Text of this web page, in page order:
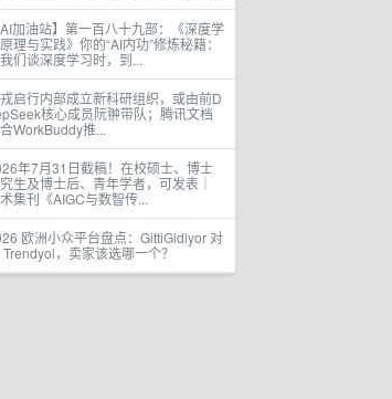
AI加油站】第一百八十九部：《深度学
理与实践》你的“AI内功”修炼秘籍：
们谈深度学习时，到...
启行内部成立新科研组织，或由前D
核心成员阮翀带队；腾讯文档
WorkBuddy推...
年7月31日截稿！在校硕士、博士
生及博士后、青年学者，可发表｜
集刊《AIGC与数智传...
欧洲小众平台盘点：GittiGidiyor 对
Trendyol，卖家该选哪一个？